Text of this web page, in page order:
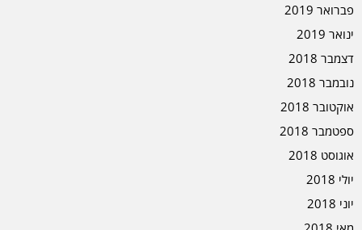
פברואר 2019
ינואר 2019
דצמבר 2018
נובמבר 2018
אוקטובר 2018
ספטמבר 2018
אוגוסט 2018
יולי 2018
יוני 2018